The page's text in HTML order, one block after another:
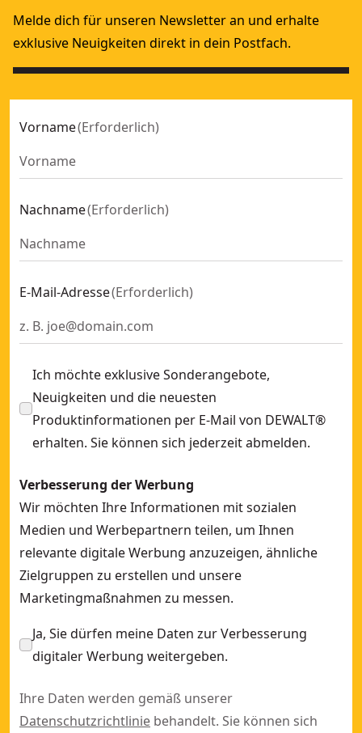
Melde dich für unseren Newsletter an und erhalte
exklusive Neuigkeiten direkt in dein Postfach.
Vorname(Erforderlich)
Nachname(Erforderlich)
E-Mail-Adresse(Erforderlich)
Ich möchte exklusive Sonderangebote,
Neuigkeiten und die neuesten
Produktinformationen per E-Mail von DEWALT®
erhalten. Sie können sich jederzeit abmelden.
Verbesserung der Werbung
Wir möchten Ihre Informationen mit sozialen
Medien und Werbepartnern teilen, um Ihnen
relevante digitale Werbung anzuzeigen, ähnliche
Zielgruppen zu erstellen und unsere
Marketingmaßnahmen zu messen.
Ja, Sie dürfen meine Daten zur Verbesserung
digitaler Werbung weitergeben.
Ihre Daten werden gemäß unserer
Datenschutzrichtlinie behandelt. Sie können sich